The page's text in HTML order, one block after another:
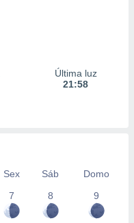
Última luz
21:58
Sex Sáb
Domo
7 8 9